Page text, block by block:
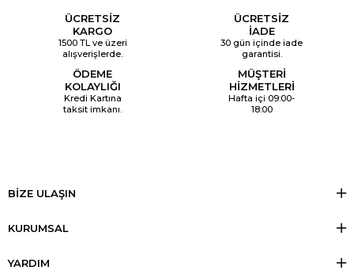
ÜCRETSİZ
KARGO
1500 TL ve üzeri
alışverişlerde.
ÜCRETSİZ
İADE
30 gün içinde iade
garantisi.
ÖDEME
KOLAYLIĞI
Kredi Kartına
taksit imkanı.
MÜŞTERİ
HİZMETLERİ
Hafta içi 09:00-
18:00
BİZE ULAŞIN
KURUMSAL
YARDIM